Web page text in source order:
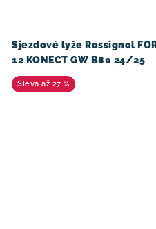
Sjezdové lyže Rossignol
12 KONECT GW B80 24/25
až 27 %